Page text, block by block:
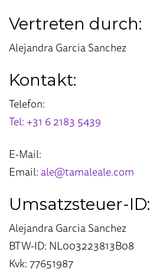
Vertreten durch:
Alejandra Garcia Sanchez
Kontakt:
Telefon:
Tel: +31 6 2183 5439
E-Mail:
Email: ale@tamaleale.com
Umsatzsteuer-ID:
Alejandra Garcia Sanchez
BTW-ID: NL003223813B08
Kvk: 77651987